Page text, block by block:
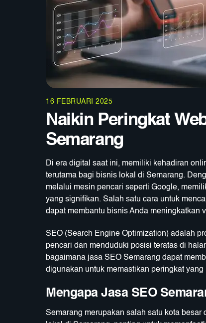
16 FEBRUARI 2025
Naikin Peringkat
Semarang
Di era digital saat ini, memiliki kehadiran
terutama bagi bisnis lokal di Semarang.
melalui mesin pencari seperti Google,
yang signifikan. Salah satu cara untuk
dapat membantu bisnis Anda meningkatkan
SEO (Search Engine Optimization) adalah
pencari dan menduduki posisi teratas di
bagaimana jasa SEO Semarang dapat
digunakan untuk memastikan peringkat
Mengapa Jasa SEO
Semarang merupakan salah satu kota